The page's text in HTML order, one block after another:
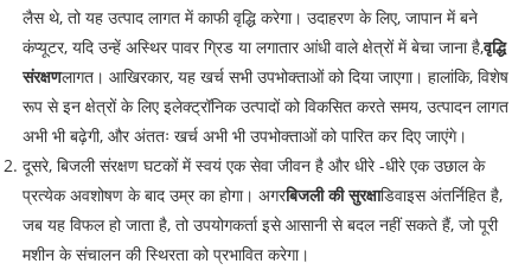
लैस थे, तो यह उत्पाद लागत में काफी वृद्धि करेगा। उदाहरण के लिए, जापान में बने
कंप्यूटर, यदि उन्हें अस्थिर पावर ग्रिड या लगातार आंधी वाले क्षेत्रों में बेचा जाना है,वृद्धि
संरक्षणलागत। आखिरकार, यह खर्च सभी उपभोक्ताओं को दिया जाएगा। हालांकि, विशेष
रूप से इन क्षेत्रों के लिए इलेक्ट्रॉनिक उत्पादों को विकसित करते समय, उत्पादन लागत
अभी भी बढ़ेगी, और अंततः खर्च अभी भी उपभोक्ताओं को पारित कर दिए जाएंगे।
दूसरे, बिजली संरक्षण घटकों में स्वयं एक सेवा जीवन है और धीरे -धीरे एक उछाल के
प्रत्येक अवशोषण के बाद उम्र का होगा। अगरबिजली की सुरक्षाडिवाइस अंतर्निहित है,
जब यह विफल हो जाता है, तो उपयोगकर्ता इसे आसानी से बदल नहीं सकते हैं, जो पूरी
मशीन के संचालन की स्थिरता को प्रभावित करेगा।